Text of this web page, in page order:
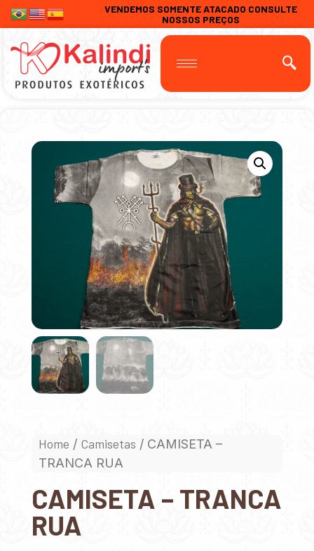
VENDEMOS SOMENTE ATACADO CONSULTE
NOSSOS PREÇOS
Home / Camisetas / CAMISETA –
TRANCA RUA
CAMISETA – TRANCA
RUA